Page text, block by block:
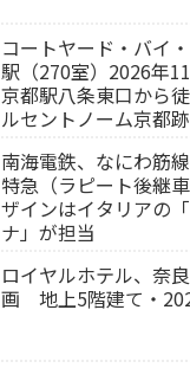
コートヤード・バイ
駅（270室）2026年
京都駅八条東口から
ルセントノーム京都跡
南海電鉄、なにわ筋
特急（ラピート後継
ザインはイタリアの
ナ」が担当
ロイヤルホテル、奈
画 地上5階建て・